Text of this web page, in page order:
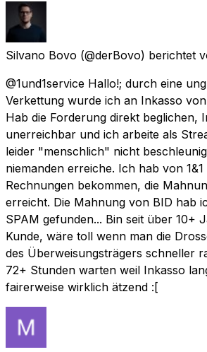
Silvano Bovo (@derBovo) berichtet
@1und1service Hallo!; durch eine
Verkettung wurde ich an Inkasso
Hab die Forderung direkt beglichen,
unerreichbar und ich arbeite als
leider "menschlich" nicht
niemanden erreiche. Ich hab von
Rechnungen bekommen, die
erreicht. Die Mahnung von BID hab
SPAM gefunden... Bin seit über 10+
Kunde, wäre toll wenn man die
des Überweisungsträgers schneller
72+ Stunden warten weil Inkasso
fairerweise wirklich ätzend :[